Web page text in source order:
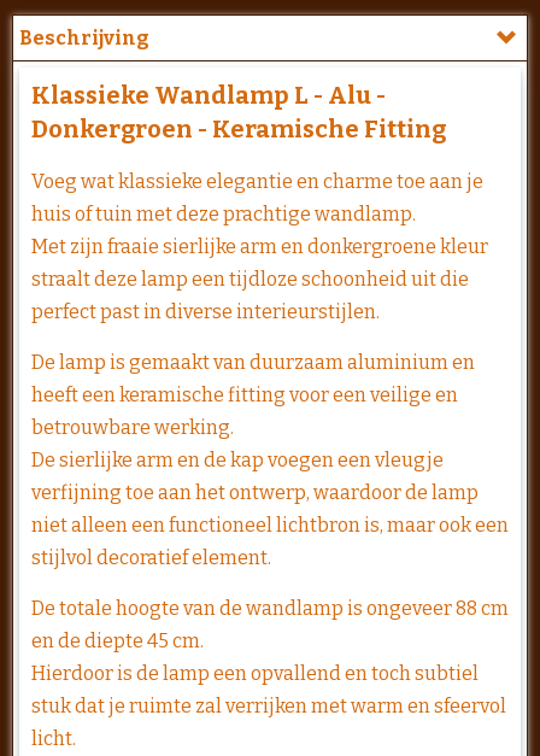
Beschrijving
Klassieke Wandlamp L - Alu -
Donkergroen - Keramische Fitting
Voeg wat klassieke elegantie en charme toe aan je
huis of tuin met deze prachtige wandlamp.
Met zijn fraaie sierlijke arm en donkergroene kleur
straalt deze lamp een tijdloze schoonheid uit die
perfect past in diverse interieurstijlen.
De lamp is gemaakt van duurzaam aluminium en
heeft een keramische fitting voor een veilige en
betrouwbare werking.
De sierlijke arm en de kap voegen een vleugje
verfijning toe aan het ontwerp, waardoor de lamp
niet alleen een functioneel lichtbron is, maar ook een
stijlvol decoratief element.
De totale hoogte van de wandlamp is ongeveer 88 cm
en de diepte 45 cm.
Hierdoor is de lamp een opvallend en toch subtiel
stuk dat je ruimte zal verrijken met warm en sfeervol
licht.